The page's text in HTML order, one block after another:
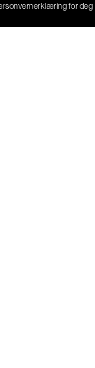
for deg